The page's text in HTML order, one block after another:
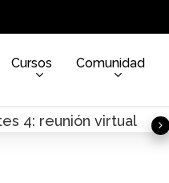
Cursos Comunidad
4: reunión virtual